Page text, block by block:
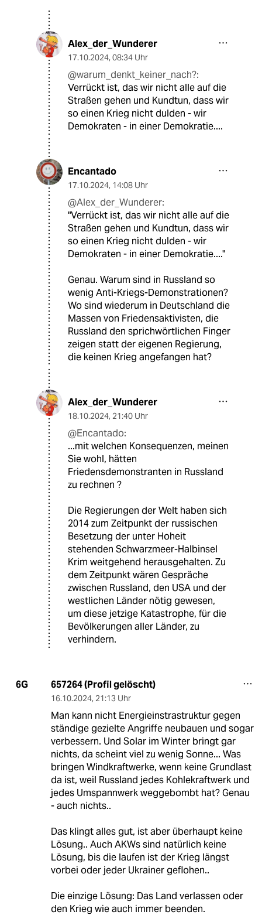
Alex_der_Wunderer
17.10.2024, 08:34 Uhr
@warum_denkt_keiner_nach?:
Verrückt ist, das wir nicht alle auf die
Straßen gehen und Kundtun, dass wir
so einen Krieg nicht dulden - wir
Demokraten - in einer Demokratie....
Encantado
17.10.2024, 14:08 Uhr
@Alex_der_Wunderer:
"Verrückt ist, das wir nicht alle auf die
Straßen gehen und Kundtun, dass wir
so einen Krieg nicht dulden - wir
Demokraten - in einer Demokratie...."
Genau. Warum sind in Russland so
wenig Anti-Kriegs-Demonstrationen?
Wo sind wiederum in Deutschland die
Massen von Friedensaktivisten, die
Russland den sprichwörtlichen Finger
zeigen statt der eigenen Regierung,
die keinen Krieg angefangen hat?
Alex_der_Wunderer
18.10.2024, 21:40 Uhr
@Encantado:
...mit welchen Konsequenzen, meinen
Sie wohl, hätten
Friedensdemonstranten in Russland
zu rechnen ?
Die Regierungen der Welt haben sich
2014 zum Zeitpunkt der russischen
Besetzung der unter Hoheit
stehenden Schwarzmeer-Halbinsel
Krim weitgehend herausgehalten. Zu
dem Zeitpunkt wären Gespräche
zwischen Russland, den USA und der
westlichen Länder nötig gewesen,
um diese jetzige Katastrophe, für die
Bevölkerungen aller Länder, zu
verhindern.
6G 657264 (Profil gelöscht)
16.10.2024, 21:13 Uhr
Man kann nicht Energieinstrastruktur gegen
ständige gezielte Angriffe neubauen und sogar
verbessern. Und Solar im Winter bringt gar
nichts, da scheint viel zu wenig Sonne... Was
bringen Windkraftwerke, wenn keine Grundlast
da ist, weil Russland jedes Kohlekraftwerk und
jedes Umspannwerk weggebombt hat? Genau
- auch nichts..
Das klingt alles gut, ist aber überhaupt keine
Lösung.. Auch AKWs sind natürlich keine
Lösung, bis die laufen ist der Krieg längst
vorbei oder jeder Ukrainer geflohen..
Die einzige Lösung: Das Land verlassen oder
den Krieg wie auch immer beenden.